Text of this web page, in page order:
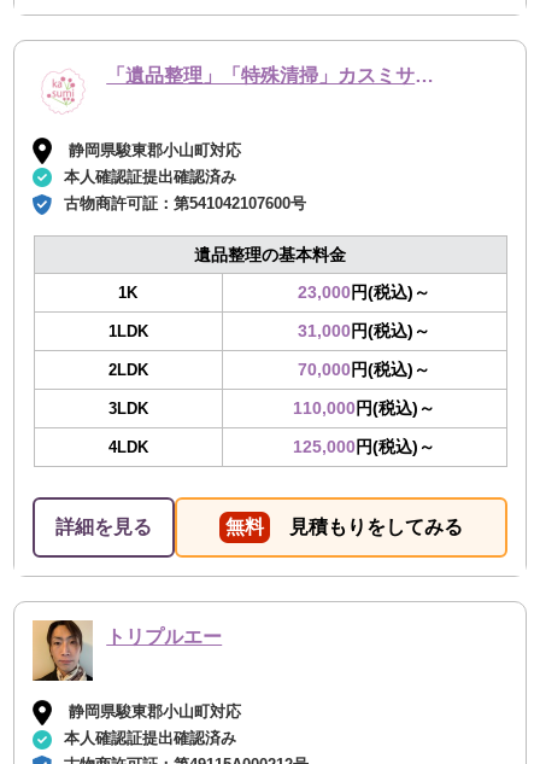
「遺品整理」「特殊清掃」カスミサービス
静岡県駿東郡小山町対応
本人確認証提出確認済み
古物商許可証：第541042107600号
遺品整理の基本料金
1K 23,000円(税込)～
1LDK 31,000円(税込)～
2LDK 70,000円(税込)～
3LDK 110,000円(税込)～
4LDK 125,000円(税込)～
詳細を見る 無料 見積もりをしてみる
トリプルエー
静岡県駿東郡小山町対応
本人確認証提出確認済み